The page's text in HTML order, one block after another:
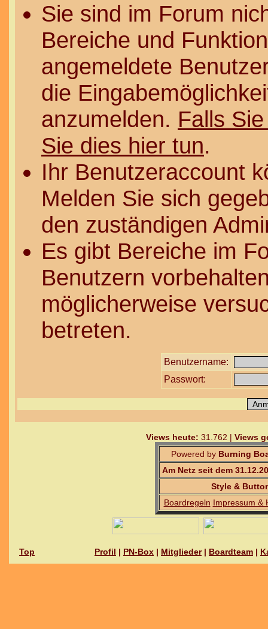
Sie sind im Forum
Bereiche und
angemeldete
die
anzumelden. Falls
Sie dies hier tun.
Ihr Benutzeraccount
Melden Sie sich
den zuständigen
Es gibt Bereiche im
Benutzern
möglicherweise
betreten.
Benutzername:
Passwort:
Views heute: 31.762 | Views
Powered by Burning
Am Netz seit dem
Style &
Boardregeln Impressum &
Top Profil | PN-Box | Mitglieder| Boardteam |